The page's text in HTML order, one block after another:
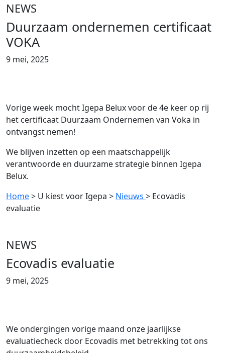
NEWS
Duurzaam ondernemen certificaat
VOKA
9 mei, 2025
Vorige week mocht Igepa Belux voor de 4e keer op rij
het certificaat Duurzaam Ondernemen van Voka in
ontvangst nemen!
We blijven inzetten op een maatschappelijk
verantwoorde en duurzame strategie binnen Igepa
Belux.
Home> U kiest voor Igepa > Nieuws > Ecovadis
evaluatie
NEWS
Ecovadis evaluatie
9 mei, 2025
We ondergingen vorige maand onze jaarlijkse
evaluatiecheck door Ecovadis met betrekking tot ons